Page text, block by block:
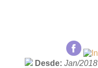
Desde: Jan/2018